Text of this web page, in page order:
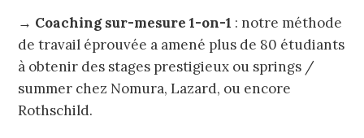
→ Coaching sur-mesure 1-on-1 : notre méthode
de travail éprouvée a amené plus de 80 étudiants
à obtenir des stages prestigieux ou springs /
summer chez Nomura, Lazard, ou encore
Rothschild.